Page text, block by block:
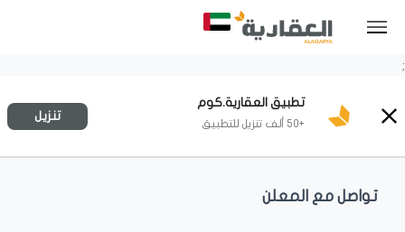
;
تطبيق العقارية.كوم
+50 ألف تنزيل للتطبيق
تنزيل
تواصل مع المعلن